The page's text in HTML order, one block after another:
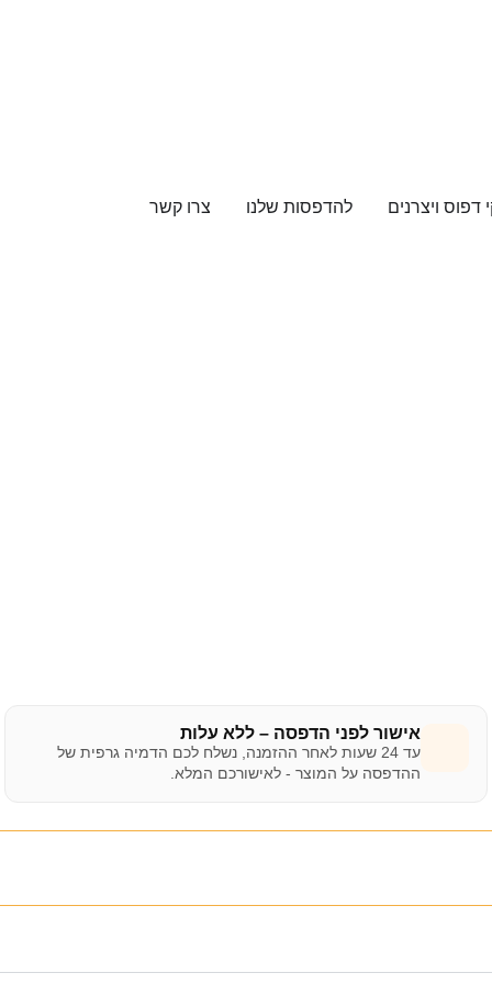
דפוס ויצרנים להדפסות שלנו צרו קשר
אישור לפני הדפסה – ללא עלות
עד 24 שעות לאחר ההזמנה, נשלח לכם הדמיה גרפית של
ההדפסה על המוצר - לאישורכם המלא.